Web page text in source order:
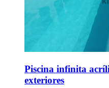
Piscina infinita
exteriores